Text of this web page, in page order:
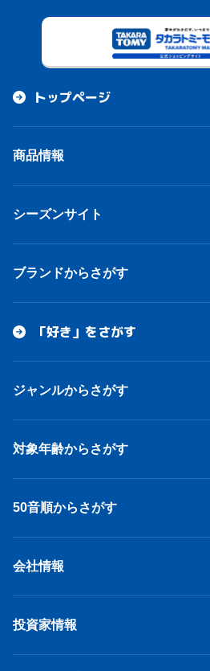
トップページ
商品情報
シーズンサイト
ブランドからさがす
「好き」をさがす
ジャンルからさがす
対象年齢からさがす
50音順からさがす
会社情報
投資家情報